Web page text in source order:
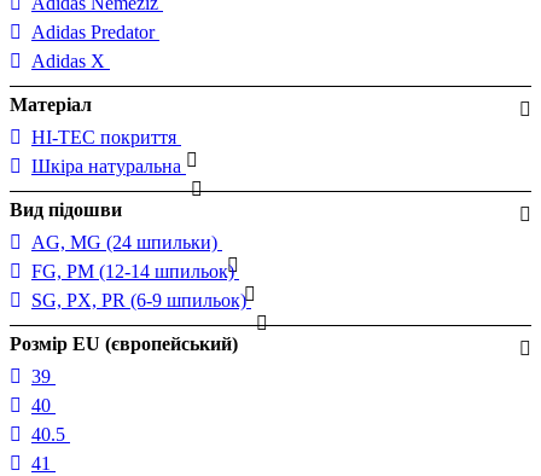
Adidas Predator
Adidas X
Матеріал
HI-TEC покриття
Шкіра натуральна
Вид підошви
AG, MG (24 шпильки)
FG, PM (12-14 шпильок)
SG, PX, PR (6-9 шпильок)
Розмір EU (європейський)
39
40
40.5
41